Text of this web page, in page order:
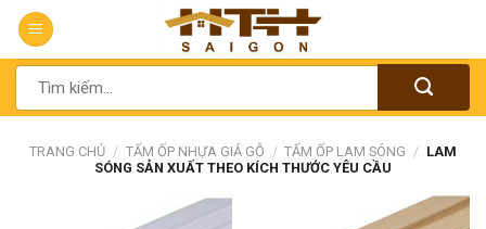
Chuyển
đến
nộiTìm
kiếm:
TRANG CHỦ / TẤM ỐP NHỰA GIẢ GỖ / TẤM ỐP LAM SÓNG / LAM
SÓNG SẢN XUẤT THEO KÍCH THƯỚC YÊU CẦU